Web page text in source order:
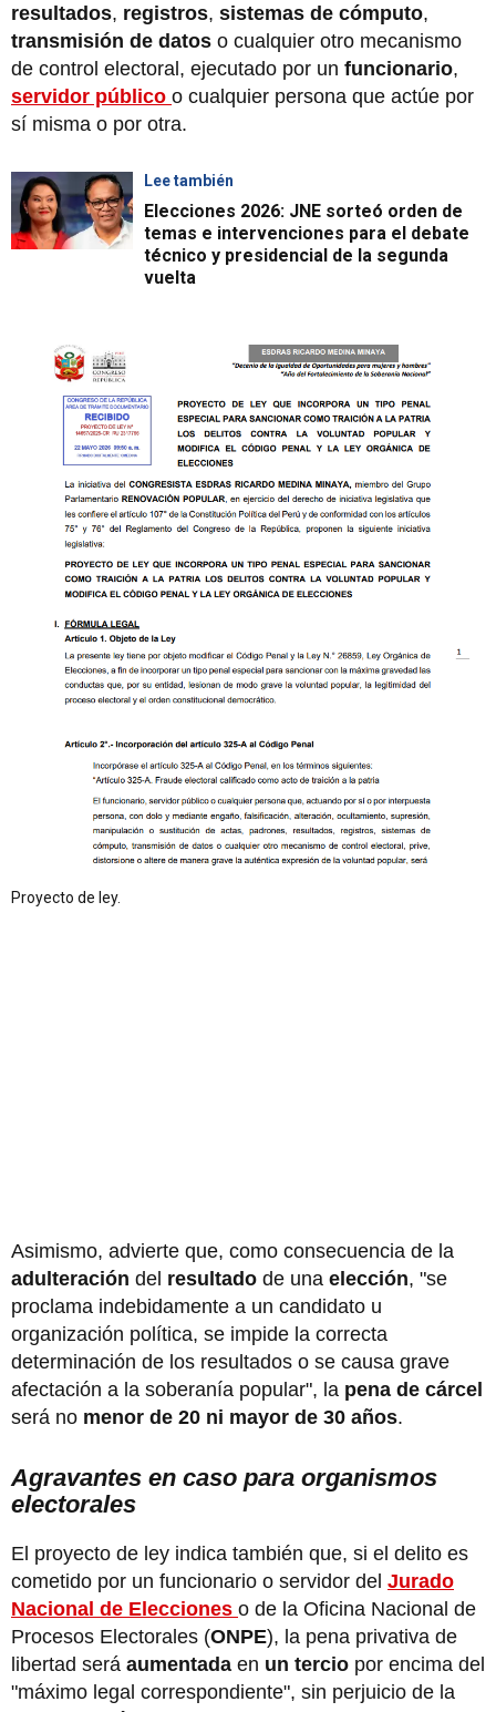
resultados, registros, sistemas de cómputo,
transmisión de datos o cualquier otro mecanismo
de control electoral, ejecutado por un funcionario,
servidor público o cualquier persona que actúe por
sí misma o por otra.
Lee también
Elecciones 2026: JNE sorteó orden de
temas e intervenciones para el debate
técnico y presidencial de la segunda
vuelta
Proyecto de ley.
Asimismo, advierte que, como consecuencia de la
adulteración del resultado de una elección, "se
proclama indebidamente a un candidato u
organización política, se impide la correcta
determinación de los resultados o se causa grave
afectación a la soberanía popular", la pena de cárcel
será no menor de 20 ni mayor de 30 años.
Agravantes en caso para organismos
electorales
El proyecto de ley indica también que, si el delito es
cometido por un funcionario o servidor del Jurado
Nacional de Elecciones o de la Oficina Nacional de
Procesos Electorales (ONPE), la pena privativa de
libertad será aumentada en un tercio por encima del
"máximo legal correspondiente", sin perjuicio de la